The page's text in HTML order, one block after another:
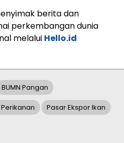
berita dan
perkembangan dunia
melalui Hello.id
BUMN Pangan
Pasar Ekspor Ikan